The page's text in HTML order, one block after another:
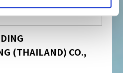
(THAILAND) CO.,